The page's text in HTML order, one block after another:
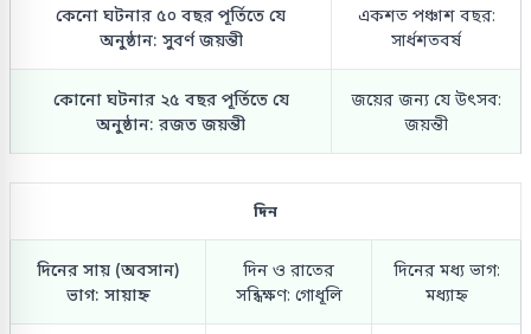
কেনো ঘটনার ৫০ বছর পূর্তিতে যে
অনুষ্ঠান: সুবর্ণ জয়ন্তী
একশত পঞ্চাশ বছর:
সার্ধশতবর্ষ
কোনো ঘটনার ২৫ বছর পূর্তিতে যে
অনুষ্ঠান: রজত জয়ন্তী
জয়ের জন্য যে উৎসব:
জয়ন্তী
দিন
দিনের সায় (অবসান)
ভাগ: সায়াহ্ন
দিন ও রাতের
সন্ধিক্ষণ: গোধূলি
দিনের মধ্য ভাগ:
মধ্যাহ্ন